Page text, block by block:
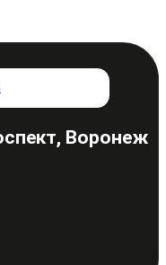
Воронеж